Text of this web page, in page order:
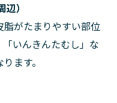
）
がたまりやすい部位
いんきんたむし」な
ます。